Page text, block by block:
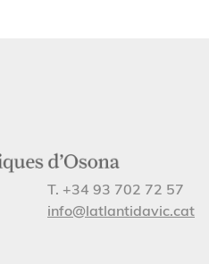
T. +34 93 702 72 57
info@latlantidavic.cat